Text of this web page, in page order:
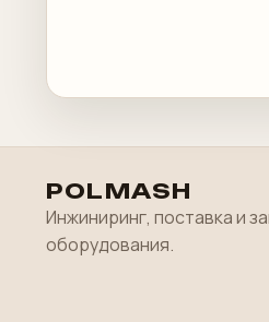
POLMASH
Инжиниринг, поставка и
оборудования.